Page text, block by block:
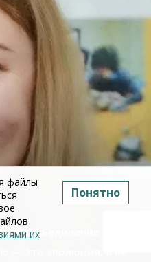
Объединение ЕГЭ по
— это эволюция, а не
файлы
их
Понятно